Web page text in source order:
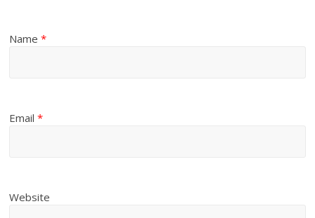
Name*
Email*
Website